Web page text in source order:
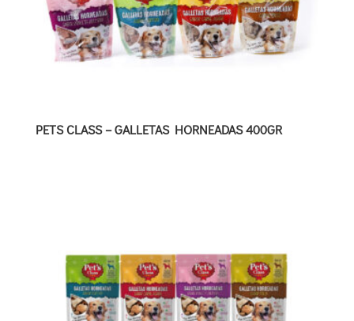
PETS CLASS – GALLETAS HORNEADAS 400GR